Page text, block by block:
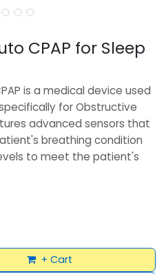
CPAP for Sleep
is a medical device used
for Obstructive
advanced sensors that
breathing condition
to meet the patient's
+ Cart